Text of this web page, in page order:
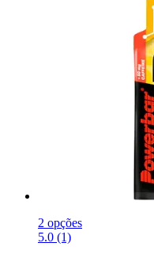
2 opções
5.0 (1)